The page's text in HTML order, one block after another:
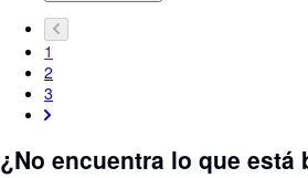
1
2
3
¿No encuentra lo que está